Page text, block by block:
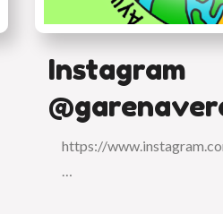
Instagram
https://
…